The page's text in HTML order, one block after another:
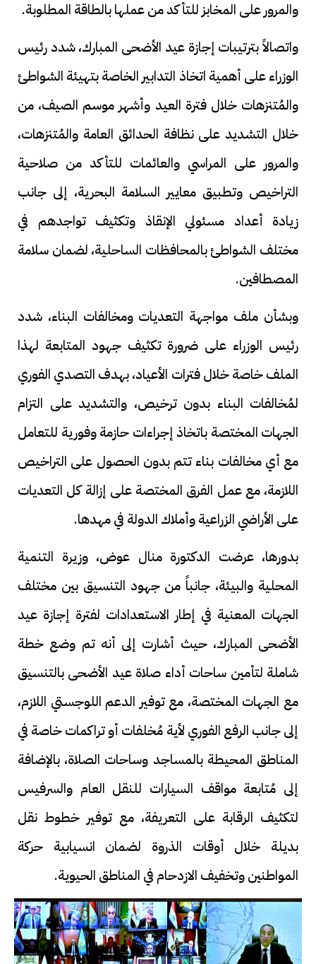
والمرور على المخابز للتأكد من عملها بالطاقة المطلوبة.
واتصالاً بترتيبات إجازة عيد الأضحى المبارك، شدد رئيس
الوزراء على أهمية اتخاذ التدابير الخاصة بتهيئة الشواطئ
والمُتنزهات خلال فترة العيد وأشهر موسم الصيف، من
خلال التشديد على نظافة الحدائق العامة والمُتنزهات،
والمرور على المراسي والعائمات للتأكد من صلاحية
التراخيص وتطبيق معايير السلامة البحرية، إلى جانب
زيادة أعداد مسئولي الإنقاذ وتكثيف تواجدهم في
مختلف الشواطئ بالمحافظات الساحلية، لضمان سلامة
المصطافين.
وبشأن ملف مواجهة التعديات ومخالفات البناء، شدد
رئيس الوزراء على ضرورة تكثيف جهود المتابعة لهذا
الملف خاصة خلال فترات الأعياد، بهدف التصدي الفوري
لمُخالفات البناء بدون ترخيص، والتشديد على التزام
الجهات المختصة باتخاذ إجراءات حازمة وفورية للتعامل
مع أي مخالفات بناء تتم بدون الحصول على التراخيص
اللازمة، مع عمل الفرق المختصة على إزالة كل التعديات
على الأراضي الزراعية وأملاك الدولة في مهدها.
بدورها، عرضت الدكتورة منال عوض، وزيرة التنمية
المحلية والبيئة، جانباً من جهود التنسيق بين مختلف
الجهات المعنية في إطار الاستعدادات لفترة إجازة عيد
الأضحى المبارك، حيث أشارت إلى أنه تم وضع خطة
شاملة لتأمين ساحات أداء صلاة عيد الأضحى بالتنسيق
مع الجهات المختصة، مع توفير الدعم اللوجستي اللازم،
إلى جانب الرفع الفوري لأية مُخلفات أو تراكمات خاصة في
المناطق المحيطة بالمساجد وساحات الصلاة، بالإضافة
إلى مُتابعة مواقف السيارات للنقل العام والسرفيس
لتكثيف الرقابة على التعريفة، مع توفير خطوط نقل
بديلة خلال أوقات الذروة لضمان انسيابية حركة
المواطنين وتخفيف الازدحام في المناطق الحيوية.